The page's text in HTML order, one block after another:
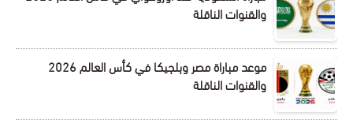
والقنوات الناقلة
موعد مباراة مصر وبلجيكا في كأس العالم 2026
والقنوات الناقلة